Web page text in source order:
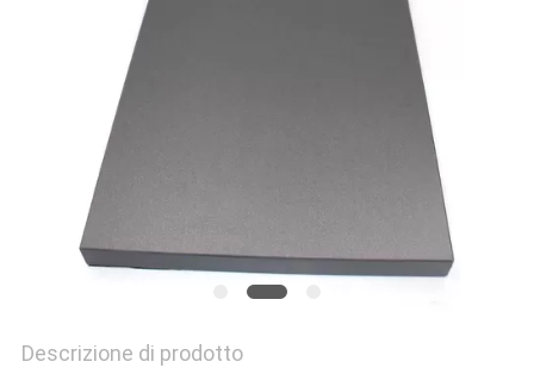
Descrizione di prodotto